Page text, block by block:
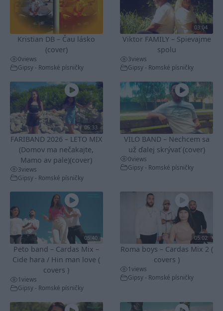
Kristian DB – Čau lásko
(cover)
0views
Gipsy - Romské písničky
03:04
Viktor FAMILY – Spievajme
spolu
3views
Gipsy - Romské písničky
05:33
FARIBAND 2026 – LETO MIX
(Domov ma nečakajte,
Mamo av pale)(cover)
3views
Gipsy - Romské písničky
VILO BAND – Nechcem sa
už ďalej skrývať (cover)
0views
Gipsy - Romské písničky
05:40
Peto band – Cardas Mix –
Cide hara / Hin man love (
covers )
1views
Gipsy - Romské písničky
05:02
Roma boys – Cardas Mix 2 (
covers )
1views
Gipsy - Romské písničky